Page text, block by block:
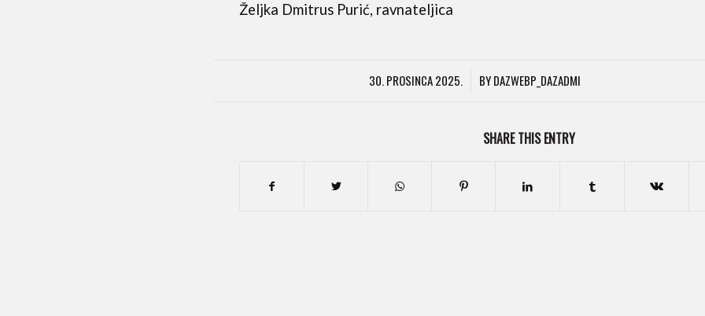
Željka Dmitrus Purić, ravnateljica
30. PROSINCA 2025.
/ BYDAZWEBP_DAZADMI
SHARE THIS ENTRY